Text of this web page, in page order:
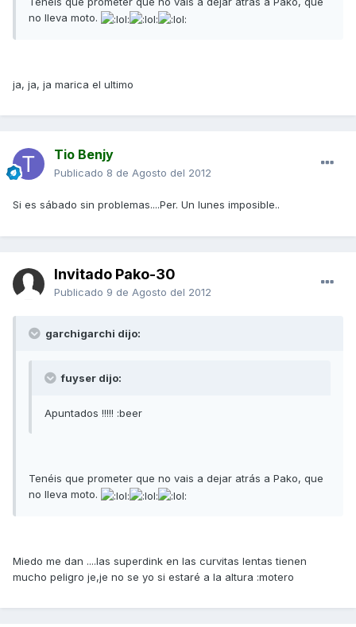
no lleva moto.
ja, ja, ja marica el ultimo
Tio Benjy
Publicado 8 de Agosto del 2012
Si es sábado sin problemas....Per. Un lunes imposible..
Invitado Pako-30
Publicado 9 de Agosto del 2012
garchigarchi dijo:
fuyser dijo:
Apuntados !!!!! :beer
Tenéis que prometer que no vais a dejar atrás a Pako, que
no lleva moto.
Miedo me dan ....las superdink en las curvitas lentas tienen
mucho peligro je,je no se yo si estaré a la altura :motero